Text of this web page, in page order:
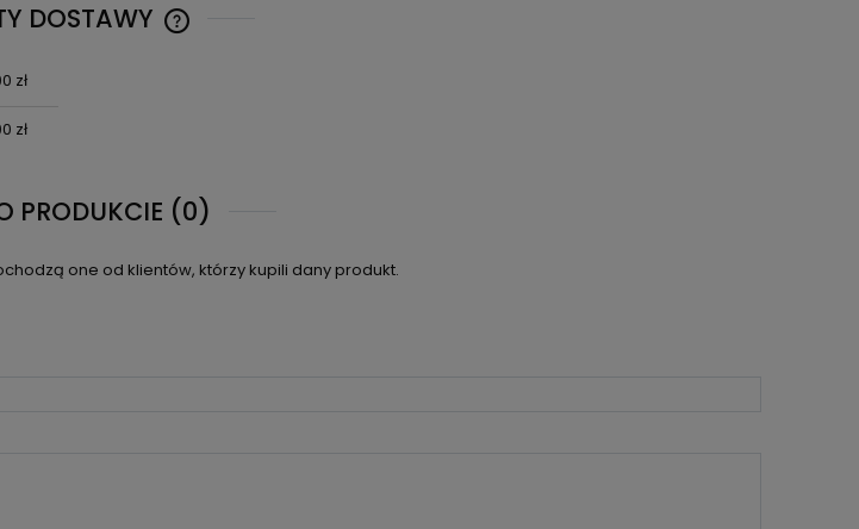
DOSTAWY
zł
zł
PRODUKCIE (0)
one od klientów, którzy kupili dany produkt.